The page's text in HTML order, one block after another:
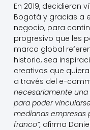
En 2019, decidieron
Bogotá y gracias a
negocio, para
progresivo que les
marca global
historia, sea
creativos que
a través del e-
necesariamente
para poder
medianas empresas
franco”, afirma